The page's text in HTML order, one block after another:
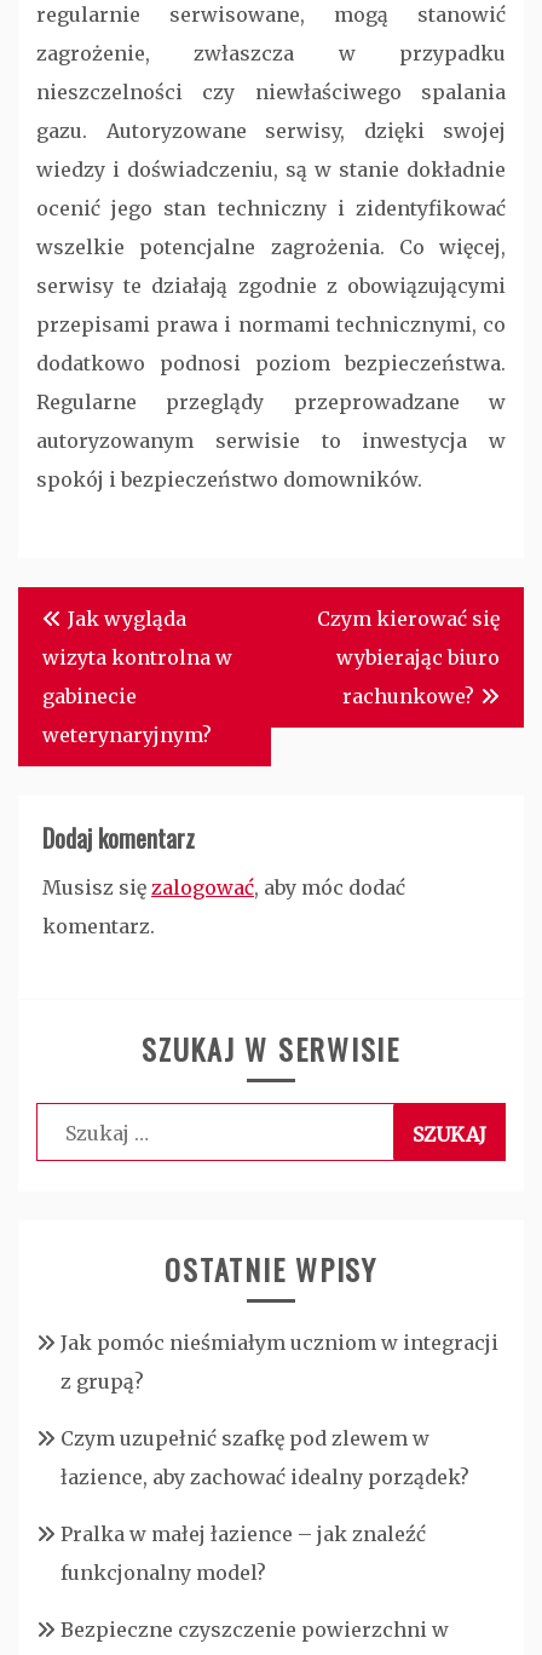
regularnie serwisowane, mogą stanowić
zagrożenie, zwłaszcza w przypadku
nieszczelności czy niewłaściwego spalania
gazu. Autoryzowane serwisy, dzięki swojej
wiedzy i doświadczeniu, są w stanie dokładnie
ocenić jego stan techniczny i zidentyfikować
wszelkie potencjalne zagrożenia. Co więcej,
serwisy te działają zgodnie z obowiązującymi
przepisami prawa i normami technicznymi, co
dodatkowo podnosi poziom bezpieczeństwa.
Regularne przeglądy przeprowadzane w
autoryzowanym serwisie to inwestycja w
spokój i bezpieczeństwo domowników.
Nawigacja
wpisu
Jak wygląda
wizyta kontrolna w
gabinecie
weterynaryjnym?
Czym kierować się
wybierając biuro
rachunkowe?
Dodaj komentarz
Musisz się zalogować, aby móc dodać
komentarz.
SZUKAJ W SERWISIE
Szukaj:
OSTATNIE WPISY
Jak pomóc nieśmiałym uczniom w integracji
z grupą?
Czym uzupełnić szafkę pod zlewem w
łazience, aby zachować idealny porządek?
Pralka w małej łazience – jak znaleźć
funkcjonalny model?
Bezpieczne czyszczenie powierzchni w